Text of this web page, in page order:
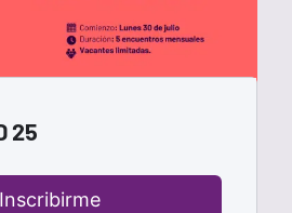
25
Inscribirme